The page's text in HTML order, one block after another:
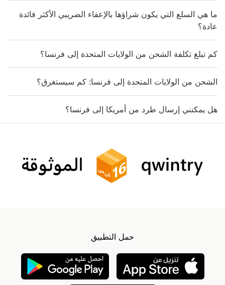
ما هي السلع التي يكون شراؤها بالإعفاء الضريبي الأكثر فائدة
عادة؟
كم تبلغ تكلفة الشحن من الولايات المتحدة إلى فرنسا؟
الشحن من الولايات المتحدة إلى فرنسا: كم سيستغرق؟
هل يمكنني إرسال طرد من أمريكا إلى فرنسا؟
حمل التطبيق